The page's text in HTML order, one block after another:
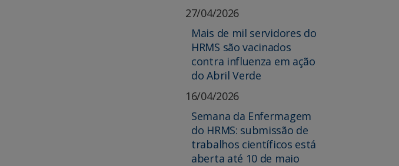
27/04/2026
Mais de mil servidores do
HRMS são vacinados
contra influenza em ação
do Abril Verde
16/04/2026
Semana da Enfermagem
do HRMS: submissão de
trabalhos científicos está
aberta até 10 de maio